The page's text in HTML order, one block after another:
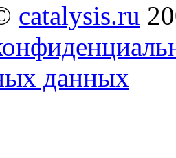
catalysis.ru
данных